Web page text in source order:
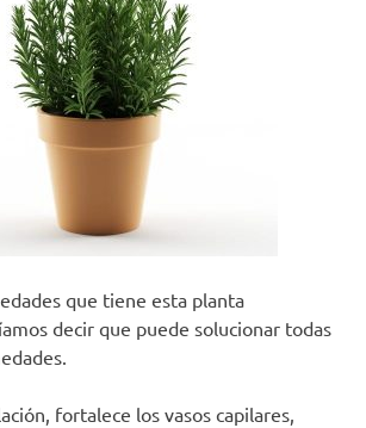
que tiene esta planta
decir que puede solucionar todas
fortalece los vasos capilares,